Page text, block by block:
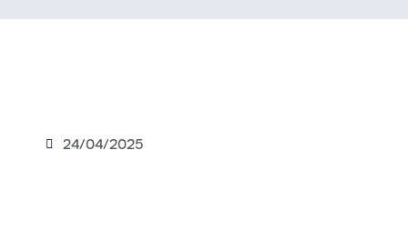
24/04/2025